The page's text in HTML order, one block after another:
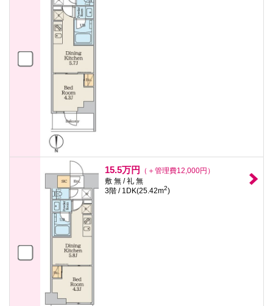
15.5万円
（＋管理費12,000円）
敷 無 / 礼 無
3階 / 1DK(25.42m2)